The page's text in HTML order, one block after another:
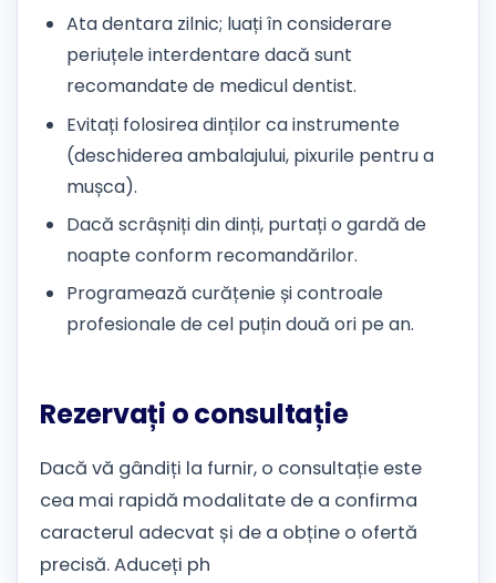
Ata dentara zilnic; luați în considerare
periuțele interdentare dacă sunt
recomandate de medicul dentist.
Evitați folosirea dinților ca instrumente
(deschiderea ambalajului, pixurile pentru a
mușca).
Dacă scrâșniți din dinți, purtați o gardă de
noapte conform recomandărilor.
Programează curățenie și controale
profesionale de cel puțin două ori pe an.
Rezervați o consultație
Dacă vă gândiți la furnir, o consultație este
cea mai rapidă modalitate de a confirma
caracterul adecvat și de a obține o ofertă
precisă. Aduceți ph